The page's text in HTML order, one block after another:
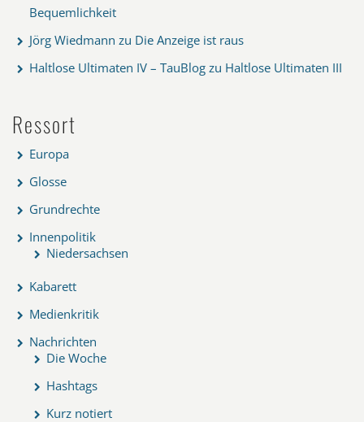
Bequemlichkeit
Jörg Wiedmann zu Die Anzeige ist raus
Haltlose Ultimaten IV – TauBlog zu Haltlose Ultimaten III
Ressort
Europa
Glosse
Grundrechte
Innenpolitik
Niedersachsen
Kabarett
Medienkritik
Nachrichten
Die Woche
Hashtags
Kurz notiert